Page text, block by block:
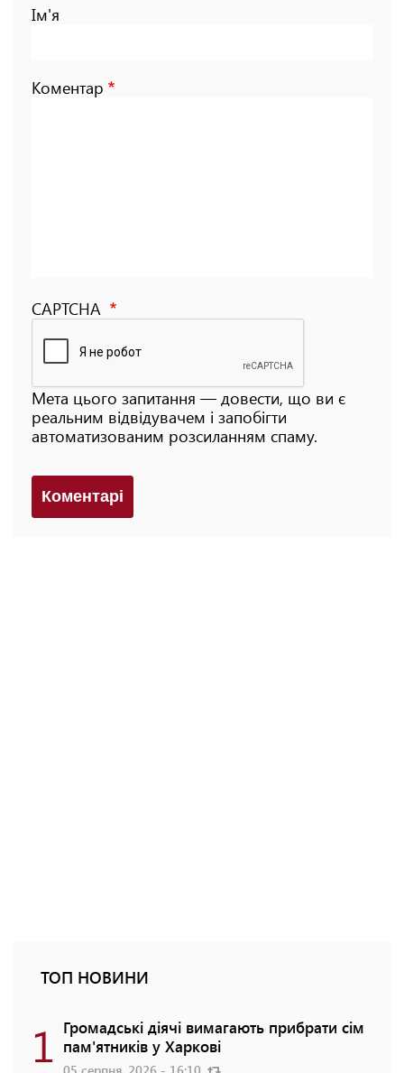
Ім'я
Коментар
CAPTCHA
Мета цього запитання — довести, що ви є
реальним відвідувачем і запобігти
автоматизованим розсиланням спаму.
Коментарi
ТОП НОВИНИ
1 Громадські діячі вимагають прибрати сім
пам'ятників у Харкові